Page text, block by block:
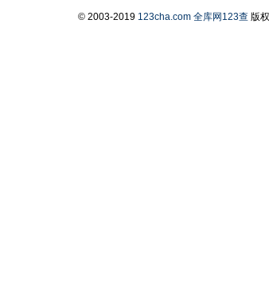
© 2003-2019 123cha.com 全库网123查版